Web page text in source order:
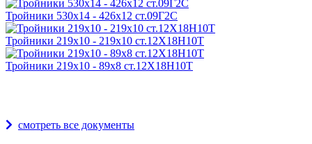
Тройники 530х14 - 426х12 ст.09Г2С
Тройники 219х10 - 219х10 ст.12Х18Н10Т
Тройники 219х10 - 89х8 ст.12Х18Н10Т
смотреть все документы